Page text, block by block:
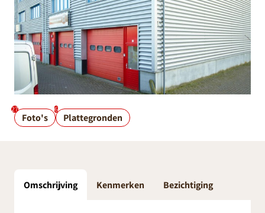
27
Foto's
6
Plattegronden
Omschrijving Kenmerken Bezichtiging